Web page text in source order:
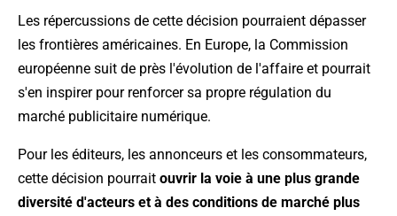
Les répercussions de cette décision pourraient dépasser
les frontières américaines. En Europe, la Commission
européenne suit de près l'évolution de l'affaire et pourrait
s'en inspirer pour renforcer sa propre régulation du
marché publicitaire numérique.
Pour les éditeurs, les annonceurs et les consommateurs,
cette décision pourrait ouvrir la voie à une plus grande
diversité d'acteurs et à des conditions de marché plus